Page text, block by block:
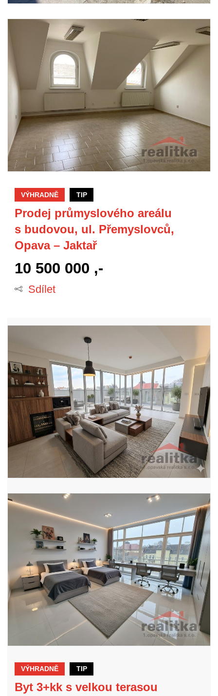
VÝHRADNĚ TIP
Prodej průmyslového areálu
s budovou, ul. Přemyslovců,
Opava – Jaktař
10 500 000 ,-
Sdílet
VÝHRADNĚ TIP
Byt 3+kk s velkou terasou